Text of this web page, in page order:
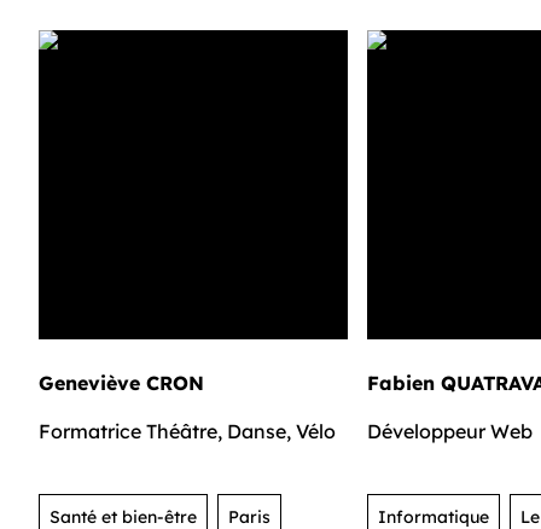
Geneviève CRON
Formatrice Théâtre, Danse, Vélo
Santé et bien-être Paris
Fabien
Développeur Web
Informatique